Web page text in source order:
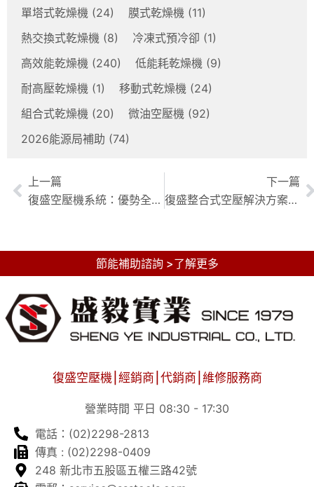
單塔式乾燥機 (24) 膜式乾燥機 (11)
熱交換式乾燥機 (8) 冷凍式預冷卻 (1)
高效能乾燥機 (240) 低能耗乾燥機 (9)
耐高壓乾燥機 (1) 移動式乾燥機 (24)
組合式乾燥機 (20) 微油空壓機 (92)
2026能源局補助 (74)
上一篇
復盛空壓機系統：優勢全解析，助您提升效率、降低成本！
下一篇
復盛整合式空壓解決方案：一站式打造高效節能壓縮空氣系統
節能補助諮詢 >了解更多
復盛空壓機⎮經銷商⎮代銷商⎮維修服務商
營業時間 平日 08:30 - 17:30
電話：(02)2298-2813
傳真 : (02)2298-0409
248 新北市五股區五權三路42號